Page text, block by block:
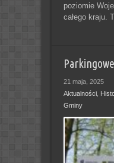
poziomie
całego kraju.
21 maja, 2025
Aktualności,
Gminy